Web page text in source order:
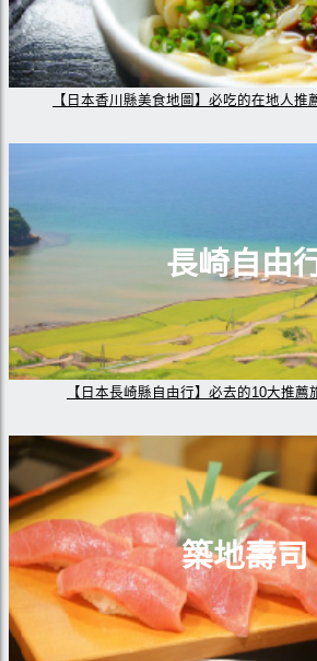
【日本香川縣美食地圖】必吃的在地人推
長崎自由
【日本長崎縣自由行】必去的10大推薦
築地壽司